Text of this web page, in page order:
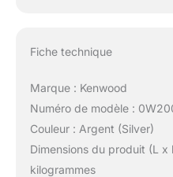
Fiche technique
Marque : Kenwood
Numéro de modèle :
Couleur : Argent (Silver)
Dimensions du produit (L x
kilogrammes